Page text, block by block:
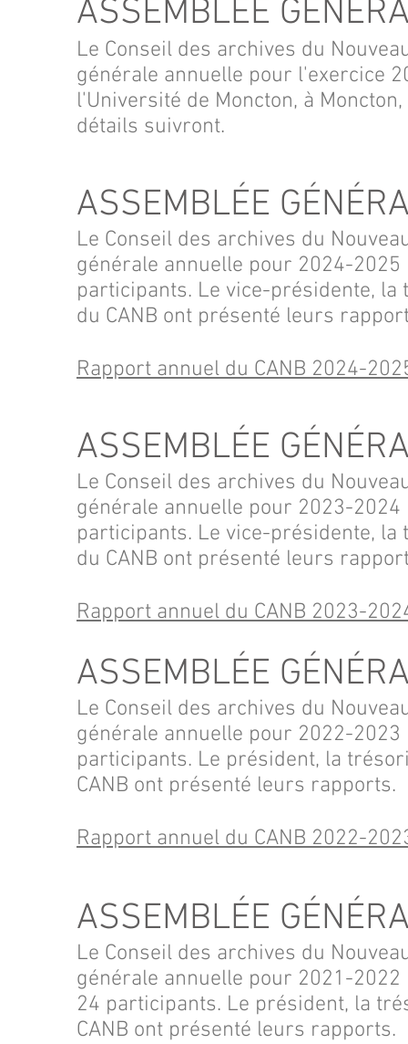
ASSEMBLÉE
Le Conseil des archives du
générale annuelle pour l'exercice
l'Université de Moncton, à
détails suivront.
ASSEMBLÉE
Le Conseil des archives du
générale annuelle pour 2024-2025
participants. Le vice-présidente,
du CANB ont présenté leurs
Rapport annuel du CANB 2024-
ASSEMBLÉE
Le Conseil des archives du
générale annuelle pour 2023-2024
participants. Le vice-présidente,
du CANB ont présenté leurs
Rapport annuel du CANB 2023-
ASSEMBLÉE
Le Conseil des archives du
générale annuelle pour 2022-2023
participants. Le président, la
CANB ont présenté leurs rapports.
Rapport annuel du CANB 2022-
ASSEMBLÉE
Le Conseil des archives du
générale annuelle pour 2021-
24 participants. Le président, la
CANB ont présenté leurs rapports.